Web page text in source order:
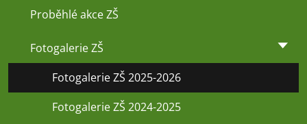
Proběhlé akce ZŠ
Fotogalerie ZŠ
Fotogalerie ZŠ 2025-2026
Fotogalerie ZŠ 2024-2025